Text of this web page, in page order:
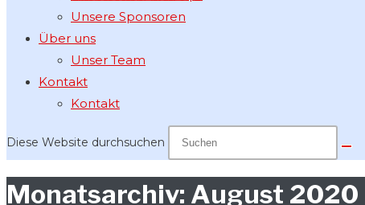
Unsere Sponsoren
Über uns
Unser Team
Kontakt
Kontakt
Diese Website durchsuchen
Monatsarchiv: August 2020